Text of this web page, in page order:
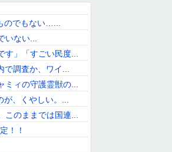
のでもない…...
いない...
す」「すごい民度...
で調査か、ワイ...
ミィの守護霊獣の...
が、くやしい。...
このままでは国連...
！！